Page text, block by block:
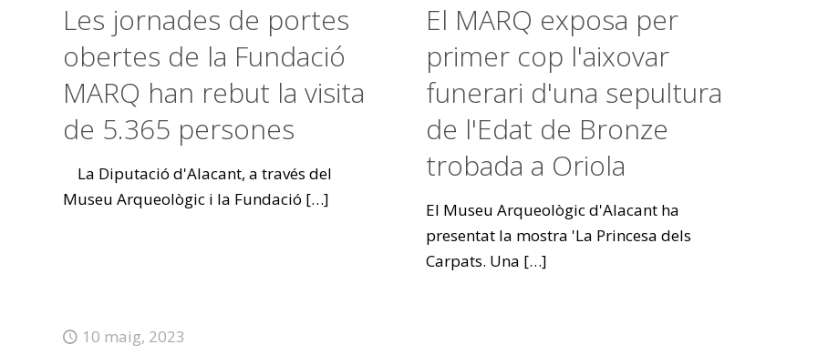
Les jornades de portes
obertes de la Fundació
MARQ han rebut la visita
de 5.365 persones
La Diputació d'Alacant, a través del
Museu Arqueològic i la Fundació […]
El MARQ exposa per
primer cop l'aixovar
funerari d'una sepultura
de l'Edat de Bronze
trobada a Oriola
El Museu Arqueològic d'Alacant ha
presentat la mostra 'La Princesa dels
Carpats. Una […]
10 maig, 2023